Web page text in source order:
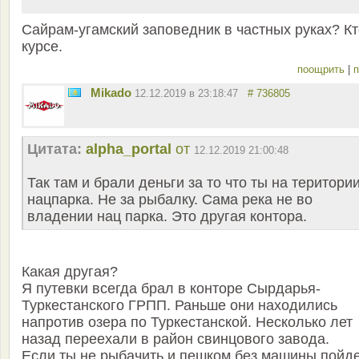
Сайрам-угамский заповедник в частных руках?
курсе.
поощрить
Mikado 12.12.2019 в 23:18:47 # 736805
Цитата: alpha_portal от 12.12.2019 21:00:48
Так там и брали деньги за то что ты на
нацпарка. Не за рыбалку. Сама река не во
владении нац парка. Это другая контора.
Какая другая?
Я путевки всегда брал в конторе Сырдарья-
Туркестанского ГРПП. Раньше они находились
напротив озера по Туркестанской. Несколько лет
назад переехали в район свинцового завода.